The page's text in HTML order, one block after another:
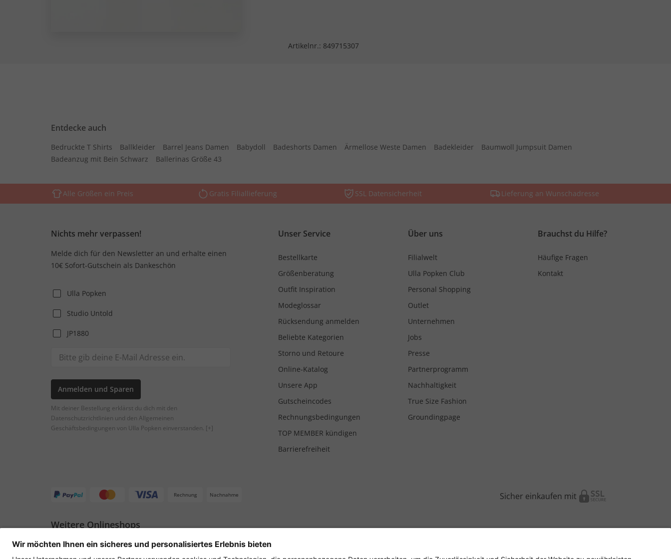
Artikelnr.: 849715307
Entdecke auch
Bedruckte T Shirts Ballkleider Barrel Jeans Damen Babydoll Badeshorts Damen Ärmellose Weste Damen Badekleider
Baumwoll Jumpsuit Damen
Badeanzug mit Bein Schwarz
Ballerinas Größe 43
Alle Größen ein Preis Gratis Filiallieferung SSL Datensicherheit Lieferung an Wunschadresse
Nichts mehr verpassen!
Melde dich für den Newsletter an und erhalte einen
10€ Sofort-Gutschein als Dankeschön
Ulla Popken
Studio Untold
JP1880
Anmelden und Sparen
Mit deiner Bestellung erklärst du dich mit den
Datenschutzrichtlinien und den Allgemeinen
Geschäftsbedingungen von Ulla Popken einverstanden. [+]
Unser Service
Bestellkarte
Größenberatung
Outfit Inspiration
Modeglossar
Rücksendung anmelden
Beliebte Kategorien
Storno und Retoure
Online-Katalog
Unsere App
Gutscheincodes
Rechnungsbedingungen
TOP MEMBER kündigen
Barrierefreiheit
Über uns
Filialwelt
Ulla Popken Club
Personal Shopping
Outlet
Unternehmen
Jobs
Presse
Partnerprogramm
Nachhaltigkeit
True Size Fashion
Groundingpage
Brauchst du Hilfe?
Häufige Fragen
Kontakt
Rechnung Nachnahme Sicher einkaufen mit
Weitere Onlineshops
Deutschland